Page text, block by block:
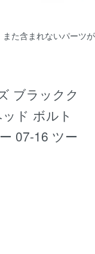
た含まれないパーツが
ブラックク
ド ボルト
07-16 ツー